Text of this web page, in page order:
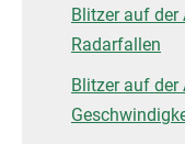
Blitzer auf der
Radarfallen
Blitzer auf der